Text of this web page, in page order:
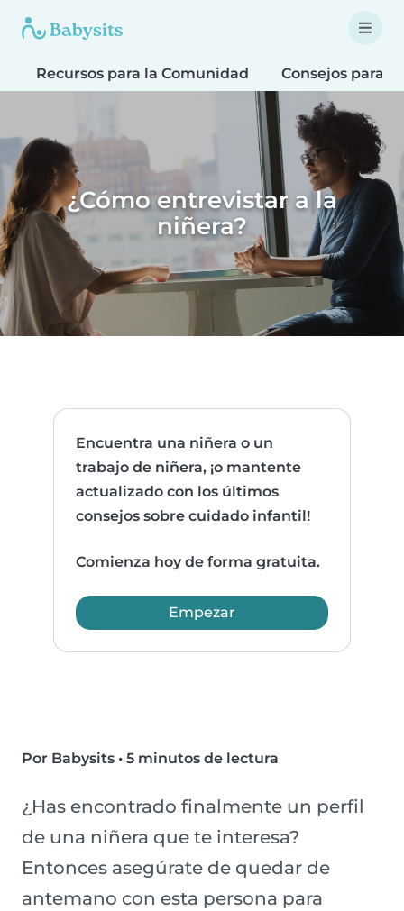
Recursos para la Comunidad Consejos para
¿Cómo entrevistar a la
niñera?
Encuentra una niñera o un
trabajo de niñera, ¡o mantente
actualizado con los últimos
consejos sobre cuidado infantil!
Comienza hoy de forma gratuita.
Empezar
Por Babysits • 5 minutos de lectura
¿Has encontrado finalmente un perfil
de una niñera que te interesa?
Entonces asegúrate de quedar de
antemano con esta persona para